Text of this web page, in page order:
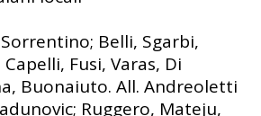
Sorrentino; Belli, Sgarbi,
Fusi, Varas, Di
Buonaiuto. All. Andreoletti
Ruggero, Mateju,